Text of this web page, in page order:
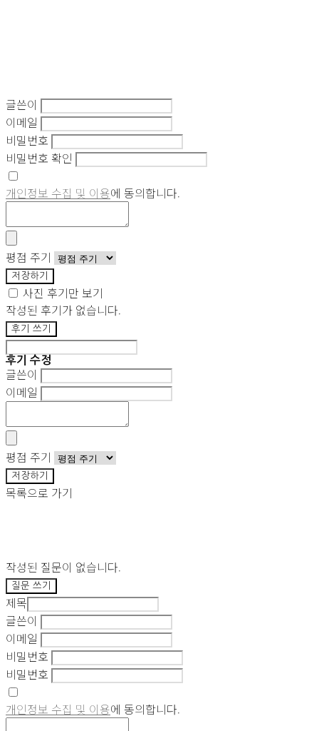
글쓴이
이메일
비밀번호
비밀번호 확인
개인정보 수집 및 이용에 동의합니다.
평점 주기
저장하기
사진 후기만 보기
작성된 후기가 없습니다.
후기 쓰기
후기 수정
글쓴이
이메일
평점 주기
저장하기
목록으로 가기
작성된 질문이 없습니다.
질문 쓰기
제목
글쓴이
이메일
비밀번호
비밀번호
개인정보 수집 및 이용에 동의합니다.